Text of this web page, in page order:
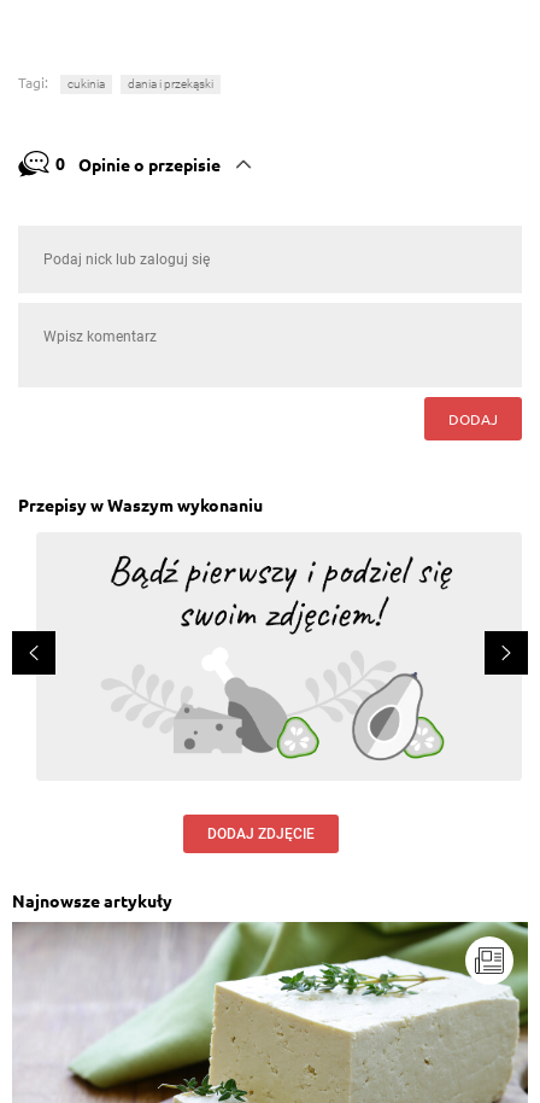
Tagi: cukinia dania i przekąski
0 Opinie o przepisie
DODAJ
Przepisy w Waszym wykonaniu
DODAJ ZDJĘCIE
Najnowsze artykuły